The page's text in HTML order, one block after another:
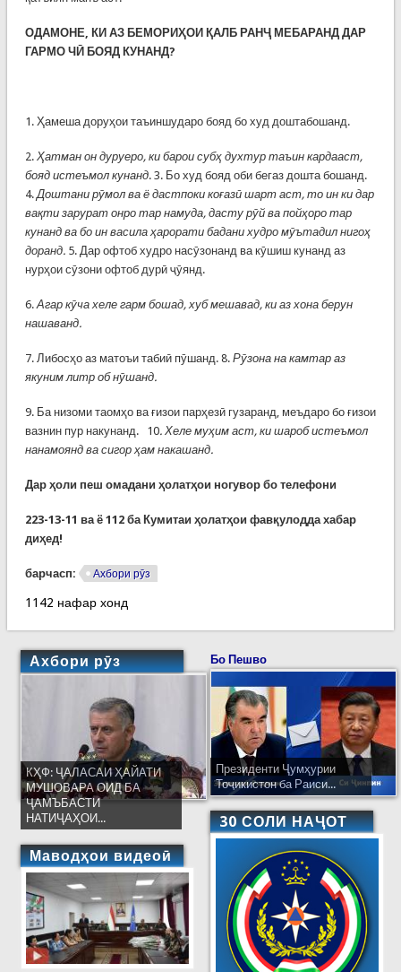
ОДАМОНЕ, КИ АЗ БЕМОРИҲОИ ҚАЛБ РАНҶ МЕБАРАНД ДАР
ГАРМО ЧӢ БОЯД КУНАНД?
1. Ҳамеша доруҳои таъиншударо бояд бо худ доштабошанд.
2. Ҳатман он дуруеро, ки барои субҳ духтур таъин кардааст,
бояд истеъмол кунанд. 3. Бо худ бояд оби бегаз дошта бошанд.
4.Доштани рӯмол ва ё дастпоки коғазӣ шарт аст, то ин ки дар
вақти зарурат онро тар намуда, дасту рӯй ва пойҳоро тар
кунанд ва бо ин васила ҳарорати бадани худро мӯътадил нигоҳ
доранд.5. Дар офтоб худро насӯзонанд ва кӯшиш кунанд аз
нурҳои сӯзони офтоб дурӣ ҷӯянд.
6.Агар кӯча хеле гарм бошад, хуб мешавад, ки аз хона берун
нашаванд.
7. Либосҳо аз матоъи табиӣ пӯшанд. 8. Рӯзона на камтар аз
якуним литр об нӯшанд.
9. Ба низоми таомҳо ва ғизои парҳезӣ гузаранд, меъдаро бо ғизои
вазнин пур накунанд. 10. Хеле муҳим аст, ки шароб истеъмол
нанамоянд ва сигор ҳам накашанд.
Дар ҳоли пеш омадани ҳолатҳои ногувор бо телефони
223-13-11 ва ё 112 ба Кумитаи ҳолатҳои фавқулодда хабар
диҳед!
барчасп: Ахбори рӯз
1142 нафар хонд
Ахбори рӯз
КҲФ: ҶАЛАСАИ ҲАЙАТИ
МУШОВАРА ОИД БА
ҶАМЪБАСТИ
НАТИҶАҲОИ...
Маводҳои видеоӣ
Бо Пешво
Президенти Ҷумҳурии
Тоҷикистон ба Раиси...
30 СОЛИ НАҶОТ